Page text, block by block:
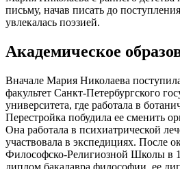
письму, начав писать до
увлекалась поэзией.
Академическое
Вначале Мария Николаева
факультет Санкт-Петербургского
университета, где работала в
Перестройка побудила ее сменить
Она работала в психиатрической
участвовала в экспедициях. После
Философско-Религиозной Школы в
диплом бакалавра философии, ее